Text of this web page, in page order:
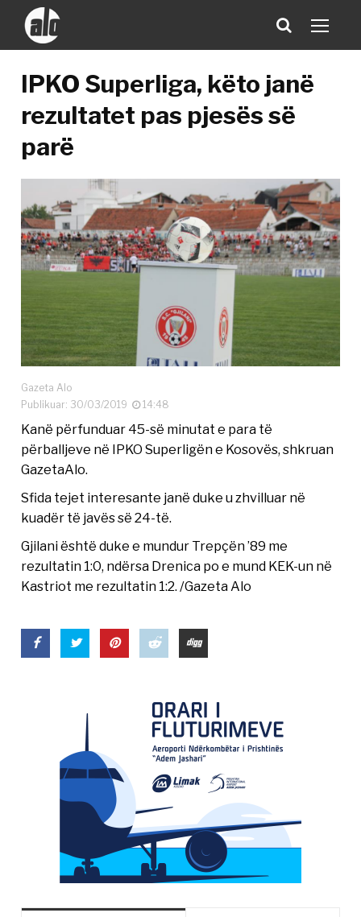
IPKO Superliga, këto janë
rezultatet pas pjesës së
parë
Gazeta Alo
Publikuar: 30/03/2019
14:48
Kanë përfunduar 45-së minutat e para të
përballjeve në IPKO Superligën e Kosovës, shkruan
GazetaAlo.
Sfida tejet interesante janë duke u zhvilluar në
kuadër të javës së 24-të.
Gjilani është duke e mundur Trepçën ’89 me
rezultatin 1:0, ndërsa Drenica po e mund KEK-un në
Kastriot me rezultatin 1:2. /Gazeta Alo